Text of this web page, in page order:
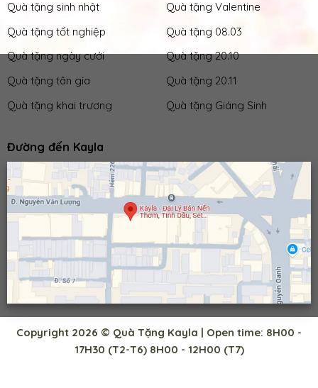
Quà tặng sinh nhật
Quà tặng tốt nghiệp
Quà tặng ngày cưới
Quà tặng tân gia
Quà tặng khai trương
Quà tặng Valentine
Quà tặng 08.03
Quà tặng 20.10
Quà tặng 20.11
Quà tặng Giáng Sinh
Đường đến Kayla
Copyright 2026 © Quà Tặng Kayla | Open time: 8H00 -
17H30 (T2-T6) 8H00 - 12H00 (T7)